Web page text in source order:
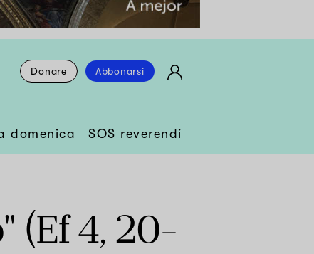
Donare Abbonarsi
domenica SOS reverendi
(Ef 4, 20-